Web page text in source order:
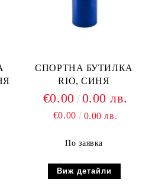
СПОРТНА БУТИЛКА
RIO, СИНЯ
€0.00 0.00 лв.
€0.00 0.00 лв.
По заявка
Виж детайли